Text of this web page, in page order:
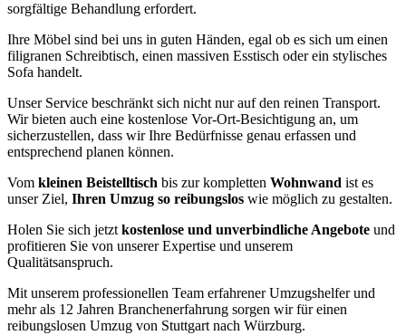
sorgfältige Behandlung erfordert.
Ihre Möbel sind bei uns in guten Händen, egal ob es sich um einen
filigranen Schreibtisch, einen massiven Esstisch oder ein stylisches
Sofa handelt.
Unser Service beschränkt sich nicht nur auf den reinen Transport.
Wir bieten auch eine kostenlose Vor-Ort-Besichtigung an, um
sicherzustellen, dass wir Ihre Bedürfnisse genau erfassen und
entsprechend planen können.
Vom kleinen Beistelltisch bis zur kompletten Wohnwand ist es
unser Ziel, Ihren Umzug so reibungslos wie möglich zu gestalten.
Holen Sie sich jetzt kostenlose und unverbindliche Angebote und
profitieren Sie von unserer Expertise und unserem
Qualitätsanspruch.
Mit unserem professionellen Team erfahrener Umzugshelfer und
mehr als 12 Jahren Branchenerfahrung sorgen wir für einen
reibungslosen Umzug von Stuttgart nach Würzburg.